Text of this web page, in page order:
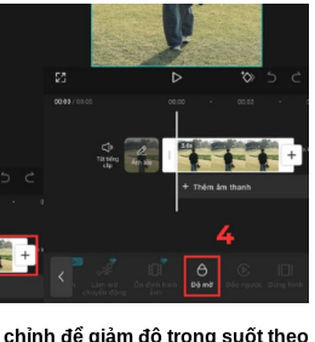
để giảm độ trong suốt theo